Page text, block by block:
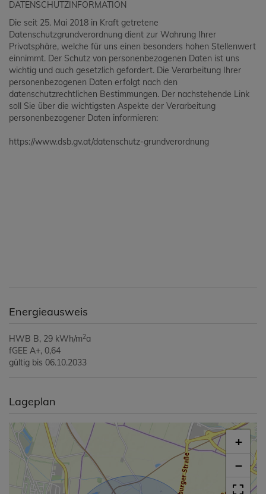
DATENSCHUTZINFORMATION
Die seit 25. Mai 2018 in Kraft getretene
Datenschutzgrundverordnung dient zur Wahrung Ihrer
Privatsphäre, welche für uns einen besonders hohen Stellenwert
einnimmt. Der Schutz von personenbezogenen Daten ist uns
wichtig und auch gesetzlich gefordert. Die Verarbeitung Ihrer
personenbezogenen Daten erfolgt nach den
datenschutzrechtlichen Bestimmungen. Der nachstehende Link
soll Sie über die wichtigsten Aspekte der Verarbeitung
personenbezogener Daten informieren:
https://www.dsb.gv.at/datenschutz-grundverordnung
Energieausweis
HWB B, 29 kWh/m2a
fGEE A+, 0,64
gültig bis 06.10.2033
Lageplan
+
−